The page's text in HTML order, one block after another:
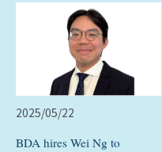
2025/05/22
BDA hires Wei Ng to